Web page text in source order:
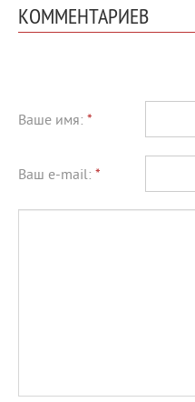
КОММЕНТАРИЕВ
Ваше имя: *
Ваш e-mail: *